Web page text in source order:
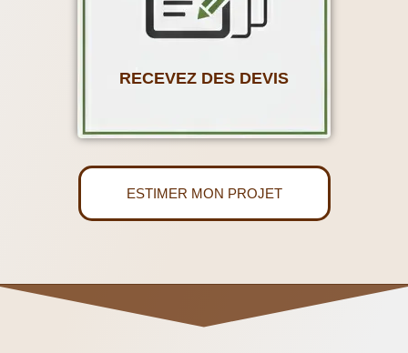
RECEVEZ DES DEVIS
ESTIMER MON PROJET